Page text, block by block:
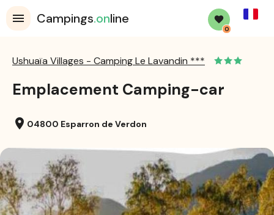
Campings.online
0
Ushuaïa Villages - Camping Le Lavandin ***
Emplacement Camping-car
location_on 04800 Esparron de Verdon